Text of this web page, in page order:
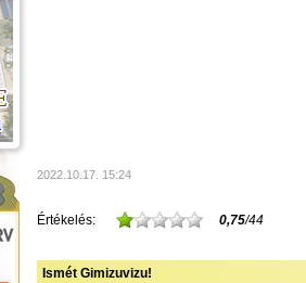
2022.10.17. 15:24
Értékelés: 0,75/44
Ismét Gimizuvizu!